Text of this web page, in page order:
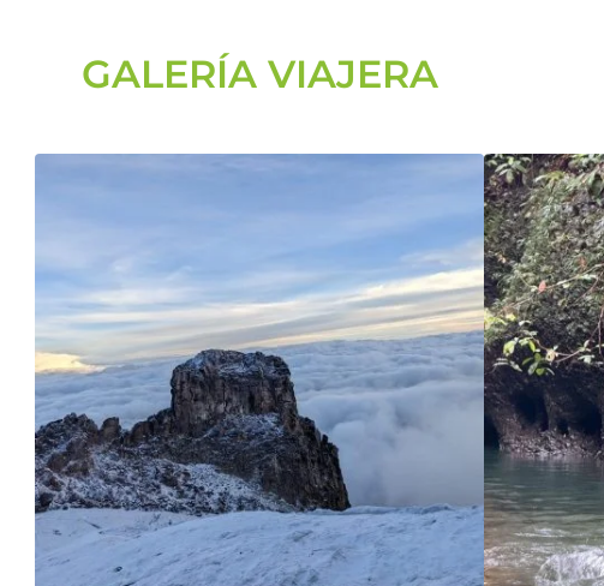
GALERÍA VIAJERA